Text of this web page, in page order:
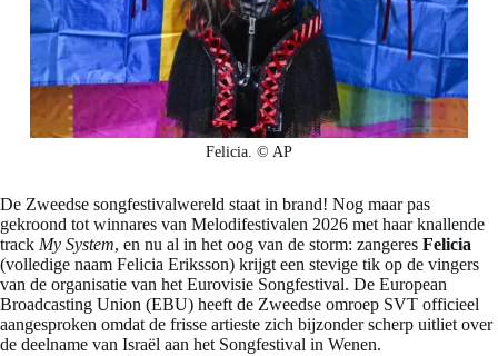
Felicia. © AP
De Zweedse songfestivalwereld staat in brand! Nog maar pas
gekroond tot winnares van Melodifestivalen 2026 met haar knallende
track My System, en nu al in het oog van de storm: zangeres Felicia
(volledige naam Felicia Eriksson) krijgt een stevige tik op de vingers
van de organisatie van het Eurovisie Songfestival. De European
Broadcasting Union (EBU) heeft de Zweedse omroep SVT officieel
aangesproken omdat de frisse artieste zich bijzonder scherp uitliet over
de deelname van Israël aan het Songfestival in Wenen.